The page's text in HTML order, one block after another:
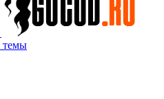
темы